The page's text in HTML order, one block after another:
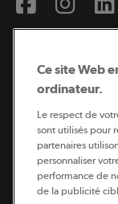
Il
Ce site Web
ordinateur.
Le respect de
sont utilisés pour
partenaires
personnaliser
performance de
de la publicité